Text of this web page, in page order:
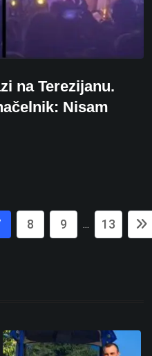
na Terezijanu.
Nisam
8 9 ... 13